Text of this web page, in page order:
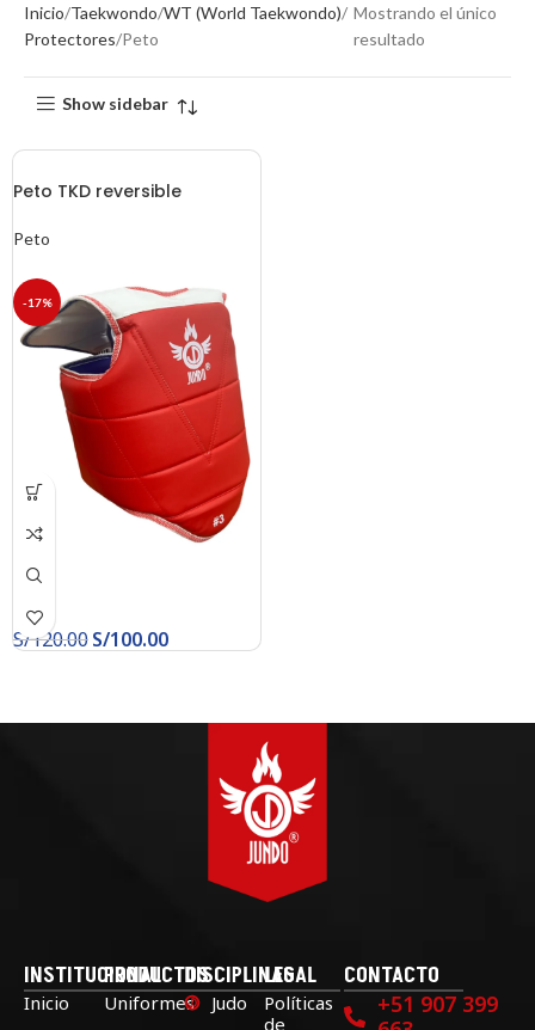
Inicio Taekwondo WT (World Taekwondo)
Protectores Peto
Mostrando el único
resultado
Show sidebar
-17%
Peto TKD reversible
Peto
S/120.00S/100.00
INSTITUCIONAL
Inicio
PRODUCTOS
Uniformes
DISCIPLINAS
Judo
LEGAL
Políticas
de
CONTACTO
+51 907 399